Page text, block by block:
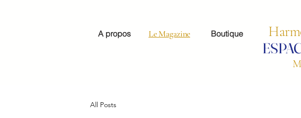
A propos Le Magazine Boutique
All Posts